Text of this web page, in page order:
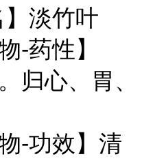
淡竹叶
药性】
归心、胃、
功效】清